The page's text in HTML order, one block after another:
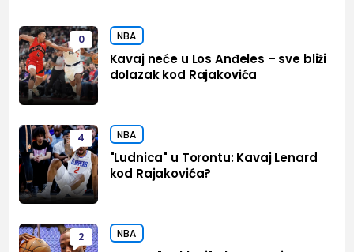
0 NBA
Kavaj neće u Los Anđeles – sve bliži
dolazak kod Rajakovića
4 NBA
"Ludnica" u Torontu: Kavaj Lenard
kod Rajakovića?
2 NBA